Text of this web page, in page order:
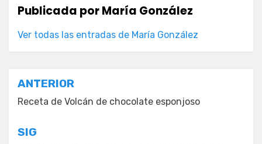
Publicada porMaría González
Ver todas las entradas de María González
Navegación
de
entradas
ANTERIOR
Receta de Volcán de chocolate esponjoso
SIG